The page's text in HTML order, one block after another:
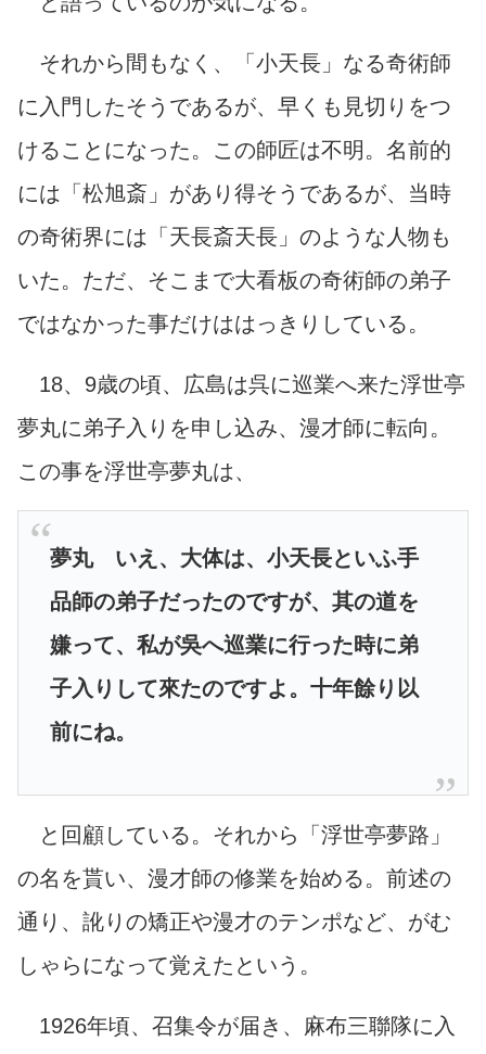
それから間もなく、「小天長」なる奇術師
に入門したそうであるが、早くも見切りをつ
けることになった。この師匠は不明。名前的
には「松旭斎」があり得そうであるが、当時
の奇術界には「天長斎天長」のような人物も
いた。ただ、そこまで大看板の奇術師の弟子
ではなかった事だけははっきりしている。
18、9歳の頃、広島は呉に巡業へ来た浮世亭
夢丸に弟子入りを申し込み、漫才師に転向。
この事を浮世亭夢丸は、
夢丸 いえ、大体は、小天長といふ手
品師の弟子だったのですが、其の道を
嫌って、私が吳へ巡業に行った時に弟
子入りして來たのですよ。十年餘り以
前にね。
と回顧している。それから「浮世亭夢路」
の名を貰い、漫才師の修業を始める。前述の
通り、訛りの矯正や漫才のテンポなど、がむ
しゃらになって覚えたという。
1926年頃、召集令が届き、麻布三聯隊に入